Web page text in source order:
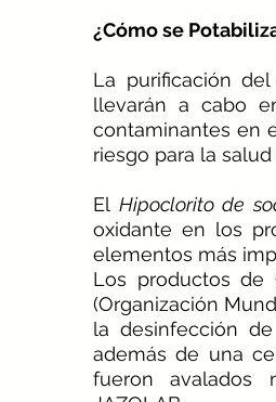
¿Cómo se
La purificación
llevarán a cabo
contaminantes en
riesgo para la salud
El Hipoclorito de
oxidante en los
elementos más
Los productos de
(Organización
la desinfección
además de una
fueron avalados